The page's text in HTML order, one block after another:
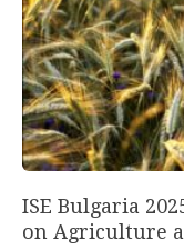
ISE Bulgaria
on Agriculture